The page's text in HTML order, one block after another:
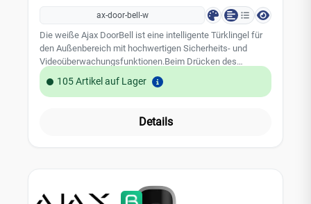
ax-door-bell-w
Die weiße Ajax DoorBell ist eine intelligente Türklingel für
den Außenbereich mit hochwertigen Sicherheits- und
Videoüberwachungsfunktionen.Beim Drücken des
Klingelknopfes erhält der Benutzer eine Benachrichtigung,
kann Live-Video sehen und ein Gespräch in Echtzeit
HDR-Weitwinkelkamera mit künstlicher Intelligenz erkennt
die DoorBell Personen, Tiere und Fahrzeuge und liefert eine
Technologie Bidirektionale Audio-Kommunikation KI-
105 Artikel auf Lager
Details